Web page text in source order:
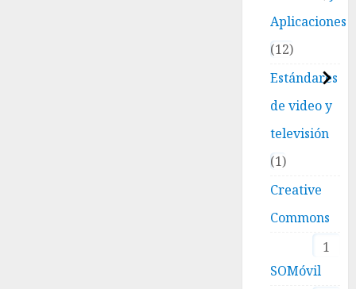
Aplicaciones
12
Estándares
de video y
televisión
1
Creative
Commons
1
SOMóvil